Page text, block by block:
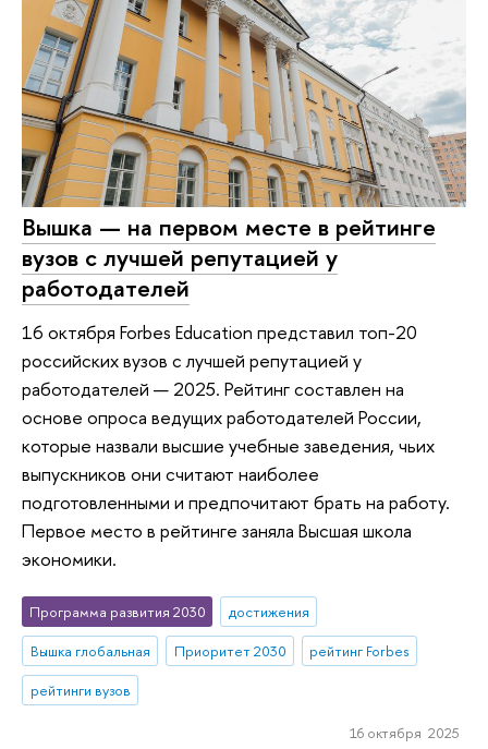
Вышка — на первом месте в рейтинге
вузов с лучшей репутацией у
работодателей
16 октября Forbes Education представил топ-20
российских вузов с лучшей репутацией у
работодателей — 2025. Рейтинг составлен на
основе опроса ведущих работодателей России,
которые назвали высшие учебные заведения, чьих
выпускников они считают наиболее
подготовленными и предпочитают брать на работу.
Первое место в рейтинге заняла Высшая школа
экономики.
Программа развития 2030
достижения
Вышка глобальная
Приоритет 2030
рейтинг Forbes
рейтинги вузов
16 октября 2025